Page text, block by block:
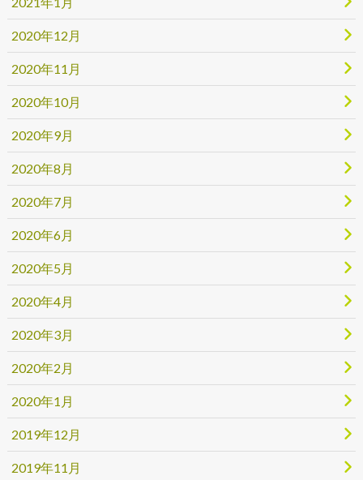
2020年12月
2020年11月
2020年10月
2020年9月
2020年8月
2020年7月
2020年6月
2020年5月
2020年4月
2020年3月
2020年2月
2020年1月
2019年12月
2019年11月